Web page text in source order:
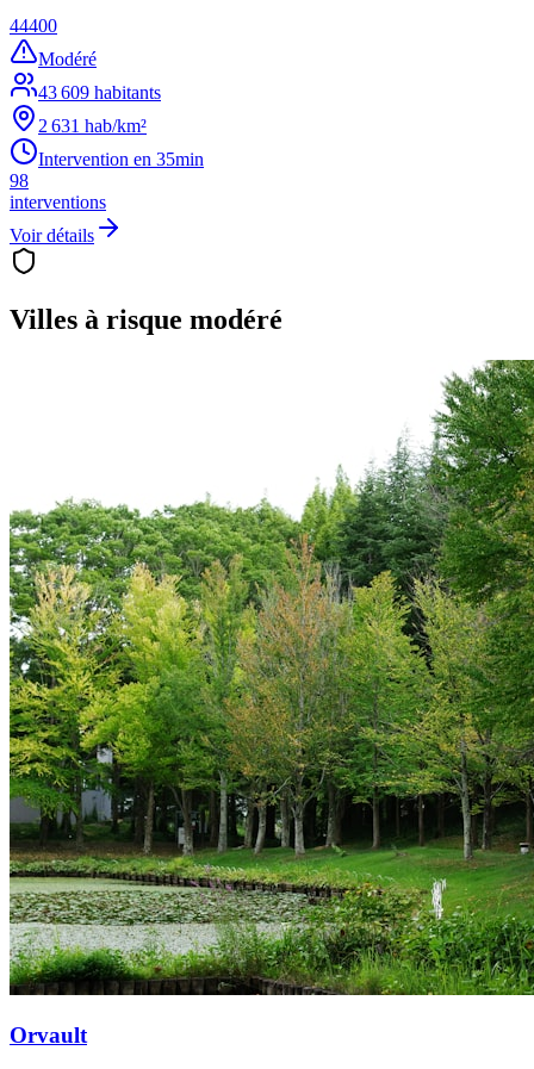
44400
Modéré
43 609 habitants
2 631 hab/km²
Intervention en 35min
98
interventions
Voir détails
Villes à risque modéré
Orvault